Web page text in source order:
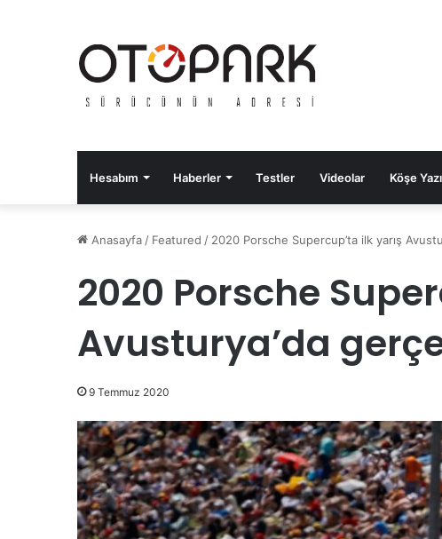
Hesabım Haberler Testler Videolar Köşe
Anasayfa / Featured / 2020 Porsche Supercup’ta ilk yarış
2020 Porsche
Avusturya’da
9 Temmuz 2020